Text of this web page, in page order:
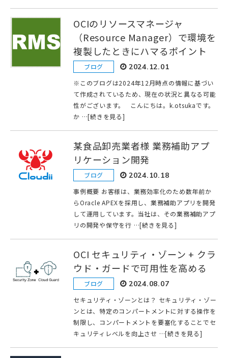
OCIのリソースマネージャ
（Resource Manager）で環境を
複製したときにハマるポイント
ブログ 2024.12.01
※このブログは2024年12月時点の情報に基づい
て作成されているため、現在の状況と異なる可能
性がございます。 こんにちは。k.otsukaです。
か …[続きを見る]
某食品卸売業者様 業務補助アプ
リケーション開発
ブログ 2024.10.18
事例概要 お客様は、業務効率化のため数年前か
らOracle APEXを採用し、業務補助アプリを開発
して運用しています。当社は、その業務補助アプ
リの開発や保守を行 …[続きを見る]
OCI セキュリティ・ゾーン + クラ
ウド・ガードで可用性を高める
ブログ 2024.08.07
セキュリティ・ゾーンとは？ セキュリティ・ゾー
ンとは、特定のコンパートメントに対する操作を
制限し、コンパートメントを要塞化することでセ
キュリティレベルを向上させ …[続きを見る]